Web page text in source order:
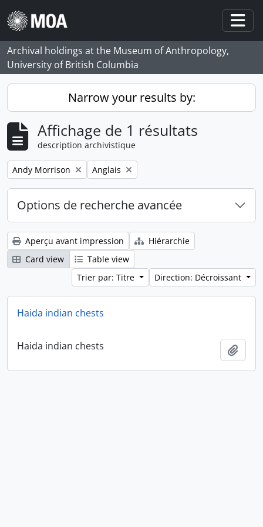
Skip to main content
Archival holdings at the Museum of Anthropology,
University of British Columbia
Narrow your results by:
Affichage de 1 résultats
description archivistique
Remove filter:
Andy Morrison Remove filter:
Anglais
Options de recherche avancée
Aperçu avant impression
Hiérarchie
Card view
Table view
Trier par: Titre
Direction: Décroissant
Haida indian chests
Haida indian chests